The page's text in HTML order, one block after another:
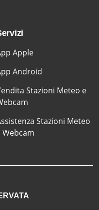
Apple
Android
Stazioni Meteo e
Stazioni Meteo
Webcam